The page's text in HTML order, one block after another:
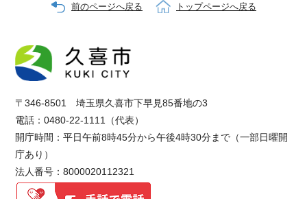
前のページへ戻る トップページへ戻る
〒346-8501 埼玉県久喜市下早見85番地の3
電話：0480-22-1111（代表）
開庁時間：平日午前8時45分から午後4時30分まで（一部日曜開
庁あり）
法人番号：8000020112321